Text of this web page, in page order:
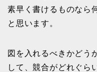
素早く書けるものなら
と思います。
図を入れるべきかどう
して、競合がどれぐら